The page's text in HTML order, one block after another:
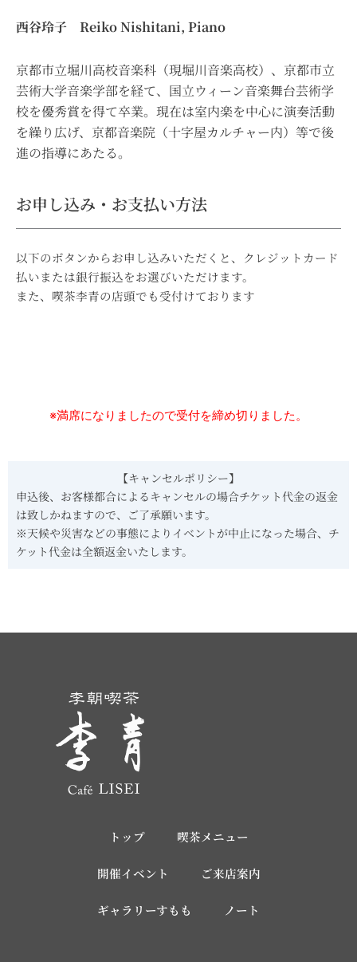
西谷玲子 Reiko Nishitani, Piano
京都市立堀川高校音楽科（現堀川音楽高校）、京都市立
芸術大学音楽学部を経て、国立ウィーン音楽舞台芸術学
校を優秀賞を得て卒業。現在は室内楽を中心に演奏活動
を繰り広げ、京都音楽院（十字屋カルチャー内）等で後
進の指導にあたる。
お申し込み・お支払い方法
以下のボタンからお申し込みいただくと、クレジットカード
払いまたは銀行振込をお選びいただけます。
また、喫茶李青の店頭でも受付けております
※満席になりましたので受付を締め切りました。
【キャンセルポリシー】
申込後、お客様都合によるキャンセルの場合チケット代金の返金
は致しかねますので、ご了承願います。
※天候や災害などの事態によりイベントが中止になった場合、チ
ケット代金は全額返金いたします。
トップ 喫茶メニュー
開催イベント ご来店案内
ギャラリーすもも ノート